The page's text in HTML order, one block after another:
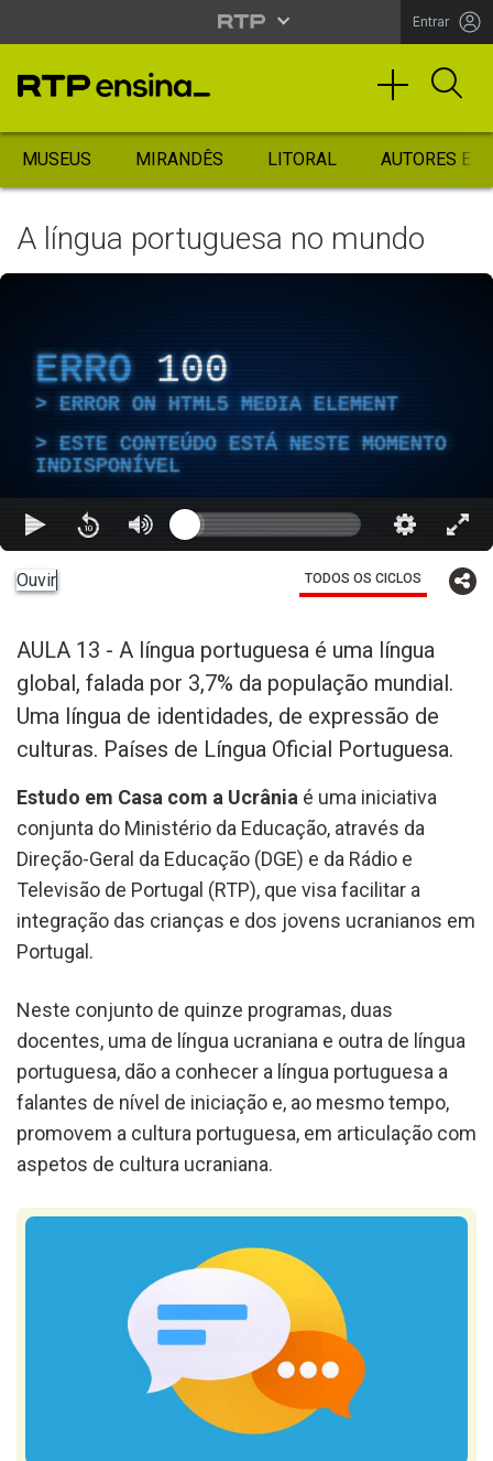
Entrar
MUSEUS MIRANDÊS LITORAL AUTORES
A língua portuguesa no mundo
ERRO 100
ERROR ON HTML5 MEDIA ELEMENT
ESTE CONTEÚDO ESTÁ NESTE MOMENTO
INDISPONÍVEL
Ouvir TODOS OS CICLOS
AULA 13 - A língua portuguesa é uma língua
global, falada por 3,7% da população mundial.
Uma língua de identidades, de expressão de
culturas. Países de Língua Oficial Portuguesa.
Estudo em Casa com a Ucrânia é uma iniciativa
conjunta do Ministério da Educação, através da
Direção-Geral da Educação (DGE) e da Rádio e
Televisão de Portugal (RTP), que visa facilitar a
integração das crianças e dos jovens ucranianos em
Portugal.
Neste conjunto de quinze programas, duas
docentes, uma de língua ucraniana e outra de língua
portuguesa, dão a conhecer a língua portuguesa a
falantes de nível de iniciação e, ao mesmo tempo,
promovem a cultura portuguesa, em articulação com
aspetos de cultura ucraniana.